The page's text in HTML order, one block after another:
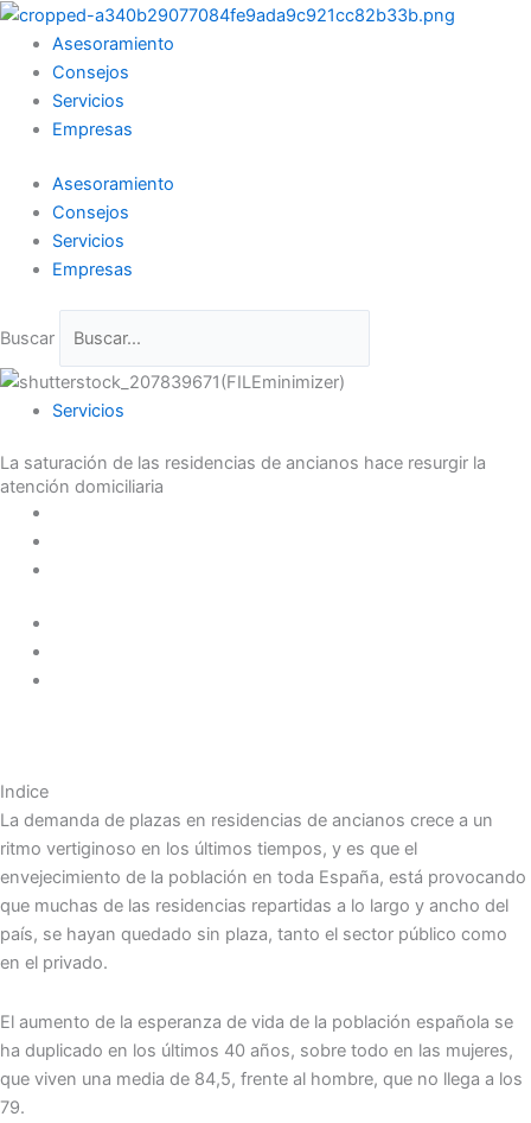
Ir
contenido
Asesoramiento
Consejos
Servicios
Empresas
Asesoramiento
Consejos
Servicios
Empresas
Buscar
Servicios
La saturación de las residencias de ancianos hace resurgir la
atención domiciliaria
Indice
La demanda de plazas en residencias de ancianos crece a un
ritmo vertiginoso en los últimos tiempos, y es que el
envejecimiento de la población en toda España, está provocando
que muchas de las residencias repartidas a lo largo y ancho del
país, se hayan quedado sin plaza, tanto el sector público como
en el privado.
El aumento de la esperanza de vida de la población española se
ha duplicado en los últimos 40 años, sobre todo en las mujeres,
que viven una media de 84,5, frente al hombre, que no llega a los
79.